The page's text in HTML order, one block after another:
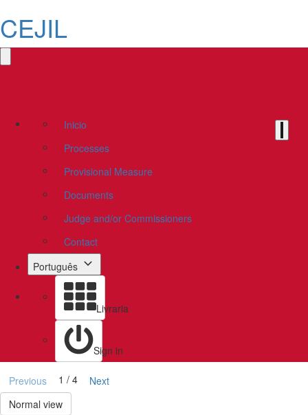
CEJIL
Inicio
Processes
Provisional Measure
Documents
Judge and/or Commissioners
Contact
Português
Livraria
Sign in
Previous 1 / 4
Next
Normal view